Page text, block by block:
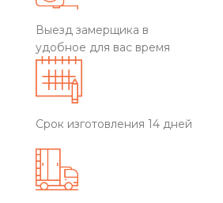
Выезд замерщика в
удобное для вас время
Срок изготовления 14 дней